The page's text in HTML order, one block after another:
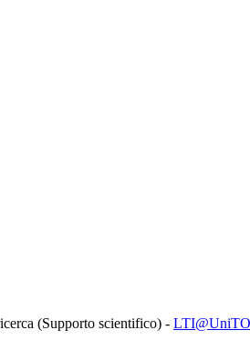
(Supporto scientifico) - LTI@UniTO